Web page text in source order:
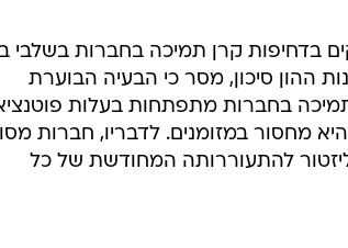
בדחיפות קרן תמיכה בחברות בשלבי
קרנות ההון סיכון, מסר כי הבעיה הבוערת
בחברות מתפתחות בעלות
מחסור במזומנים. לדבריו, חברות
להתעוררותה המחודשת של כל